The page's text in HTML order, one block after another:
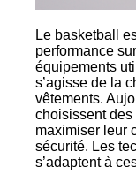
Le basketball
performance
équipements
s’agisse de la
vêtements.
choisissent
maximiser leur
sécurité. Les
s’adaptent à